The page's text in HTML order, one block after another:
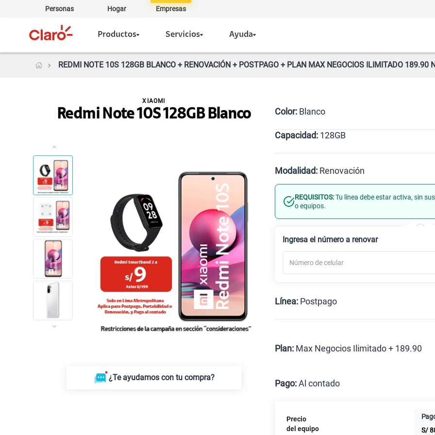
Personas Hogar Empresas
Productos Servicios Ayuda
REDMI NOTE 10S 128GB BLANCO + RENOVACIÓN + POSTPAGO + PLAN MAX NEGOCIOS ILIMITADO 189.90
Redmi Note 10S 128GB Blanco
XIAOMI
¿Te ayudamos con tu compra?
Color: Blanco
Capacidad: 128GB
Modalidad: Renovación
Línea Nueva Portabilidad
REQUISITOS:Tu línea debe estar activa, sin
o equipos.
Ingresa el número a renovar
Línea: Postpago
Plan: Max Negocios Ilimitado + 189.90
Paga solo
Pago:Al contado
Cuotas
Precio
del equipo
S/